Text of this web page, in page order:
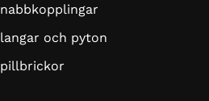
och pyton